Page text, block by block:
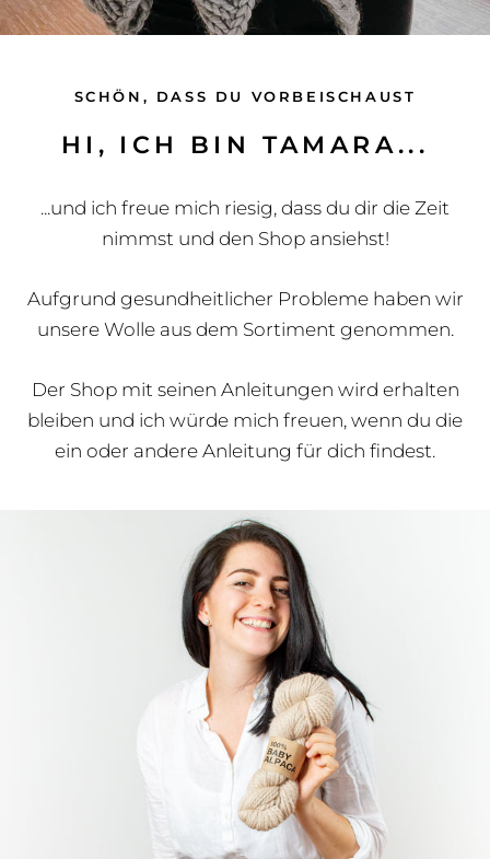
SCHÖN, DASS DU VORBEISCHAUST
HI, ICH BIN TAMARA...
...und ich freue mich riesig, dass du dir die Zeit
nimmst und den Shop ansiehst!
Aufgrund gesundheitlicher Probleme haben wir
unsere Wolle aus dem Sortiment genommen.
Der Shop mit seinen Anleitungen wird erhalten
bleiben und ich würde mich freuen, wenn du die
ein oder andere Anleitung für dich findest.